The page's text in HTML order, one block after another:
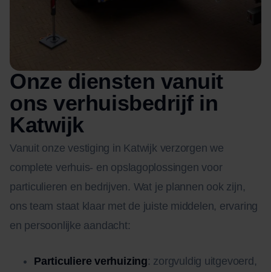
Onze diensten vanuit
ons verhuisbedrijf in
Katwijk
Vanuit onze vestiging in Katwijk verzorgen we
complete verhuis- en opslagoplossingen voor
particulieren en bedrijven. Wat je plannen ook zijn,
ons team staat klaar met de juiste middelen, ervaring
en persoonlijke aandacht:
Particuliere verhuizing: zorgvuldig uitgevoerd,